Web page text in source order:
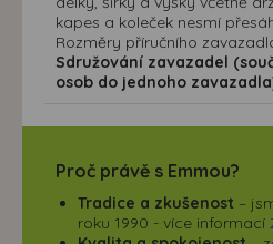
kapes a koleček nesmí
Rozměry příručního
Sdružování zavazadel
osob do jednoho
Proč právě s Emmou?
Tradice a zkušenost –
roku 1990 - více informací